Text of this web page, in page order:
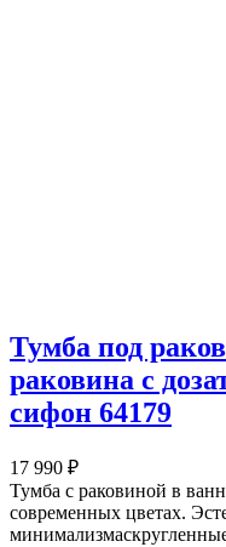
Тумба под
раковина с
сифон 64179
17 990 ₽
Тумба с раковиной в
современных цветах.